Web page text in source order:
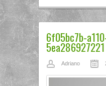
6f05bc7b-
5ea286927221
Adriano